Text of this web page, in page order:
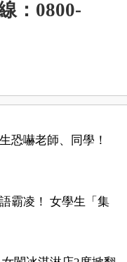
：0800-
恐嚇老師、同學！
霸凌！ 女學生「集